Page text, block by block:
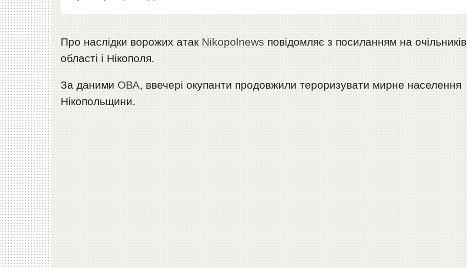
Про наслідки ворожих атак Nikopolnews повідомляє з посиланням на очільників
області і Нікополя.
За даними ОВА, ввечері окупанти продовжили тероризувати мирне населення
Нікопольщини.